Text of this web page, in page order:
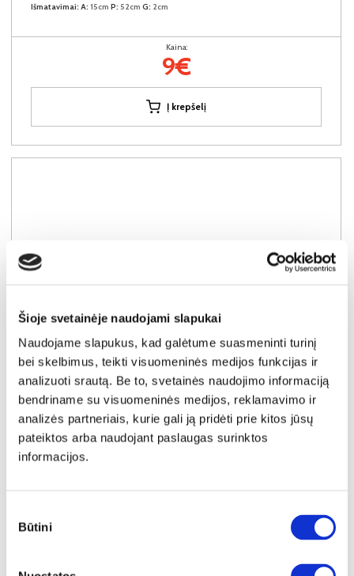
Šioje svetainėje naudojami slapukai
Naudojame slapukus, kad galėtume suasmeninti turinį
bei skelbimus, teikti visuomeninės medijos funkcijas ir
analizuoti srautą. Be to, svetainės naudojimo informaciją
bendriname su visuomeninės medijos, reklamavimo ir
analizės partneriais, kurie gali ją pridėti prie kitos jūsų
pateiktos arba naudojant paslaugas surinktos
informacijos.
pasirinkimas
Būtini
Išmatavimai: A: 15cm P: 52cm G: 2cm
Kaina:
9€
Į krepšelį
SUPER KAINA YRA SANDĖLYJE